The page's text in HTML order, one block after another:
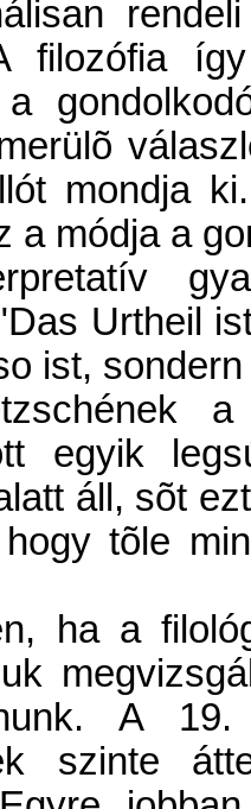
filozófia
mondja
a módja a
Urtheil
ist,
a
egyik
áll, sõt
tõle
ha a
A
szinte